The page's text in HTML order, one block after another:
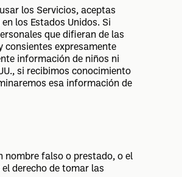
los Servicios, aceptas
los Estados Unidos. Si
que difieran de las
consientes expresamente
información de niños ni
si recibimos conocimiento
esa información de
nombre falso o prestado, o el
derecho de tomar las